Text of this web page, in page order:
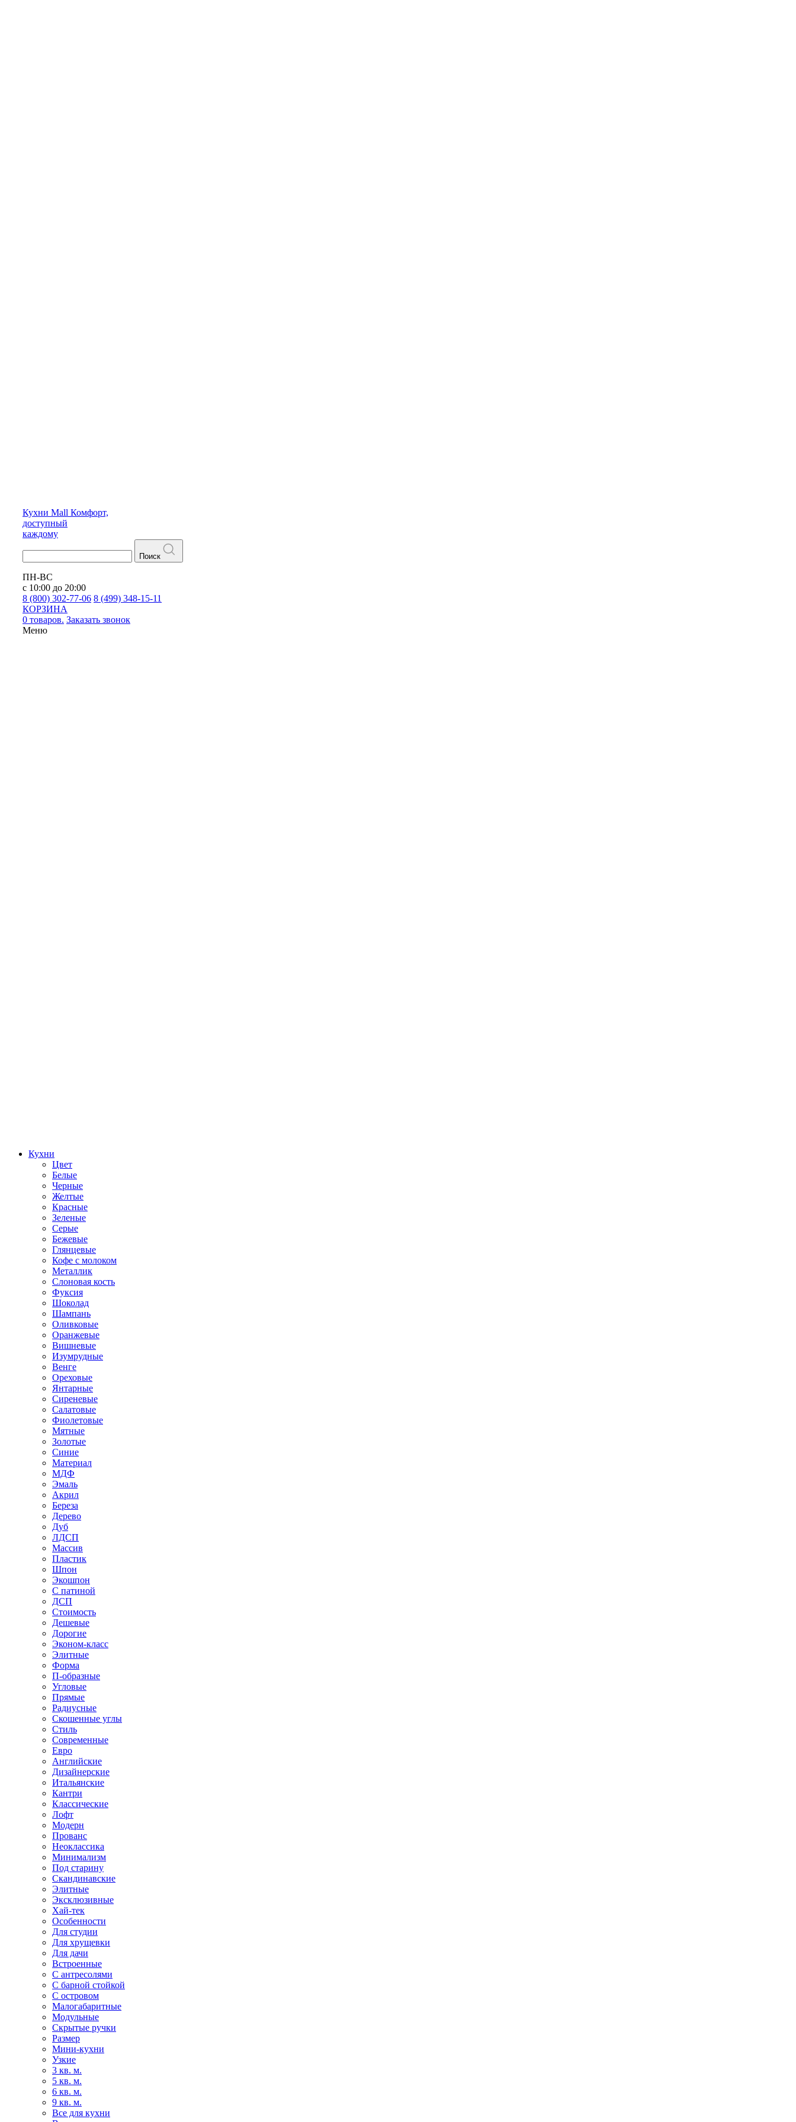
Кухни Mall Комфорт,
доступный
каждому
Поиск
ПН-ВС
с 10:00 до 20:00
8 (800) 302-77-06 8 (499) 348-15-11
КОРЗИНА
0 товаров. Заказать звонок
Меню
Кухни
Цвет
Белые
Черные
Желтые
Красные
Зеленые
Серые
Бежевые
Глянцевые
Кофе с молоком
Металлик
Слоновая кость
Фуксия
Шоколад
Шампань
Оливковые
Оранжевые
Вишневые
Изумрудные
Венге
Ореховые
Янтарные
Сиреневые
Салатовые
Фиолетовые
Мятные
Золотые
Синие
Материал
МДФ
Эмаль
Акрил
Береза
Дерево
Дуб
ЛДСП
Массив
Пластик
Шпон
Экошпон
С патиной
ДСП
Стоимость
Дешевые
Дорогие
Эконом-класс
Элитные
Форма
П-образные
Угловые
Прямые
Радиусные
Скошенные углы
Стиль
Современные
Евро
Английские
Дизайнерские
Итальянские
Кантри
Классические
Лофт
Модерн
Прованс
Неоклассика
Минимализм
Под старину
Скандинавские
Элитные
Эксклюзивные
Хай-тек
Особенности
Для студии
Для хрущевки
Для дачи
Встроенные
С антресолями
С барной стойкой
С островом
Малогабаритные
Модульные
Скрытые ручки
Размер
Мини-кухни
Узкие
3 кв. м.
5 кв. м.
6 кв. м.
9 кв. м.
Все для кухни